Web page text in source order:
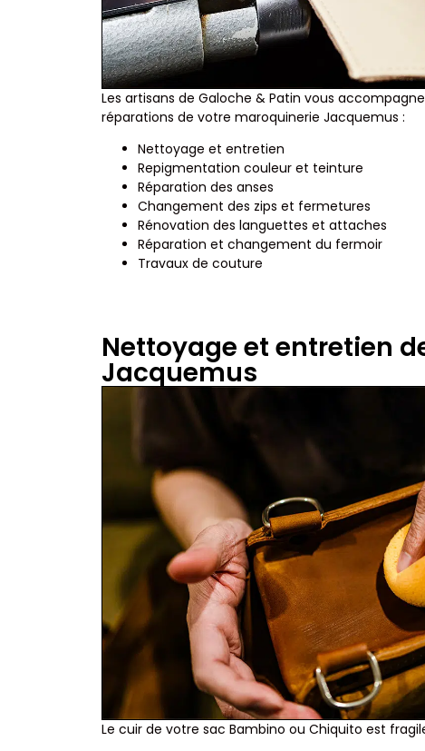
Les artisans de Galoche & Patin vous
réparations de votre maroquinerie Jacquemus :
Nettoyage et entretien
Repigmentation couleur et teinture
Réparation des anses
Changement des zips et fermetures
Rénovation des languettes et attaches
Réparation et changement du fermoir
Travaux de couture
Nettoyage et entretien
Jacquemus
Le cuir de votre sac Bambino ou Chiquito est